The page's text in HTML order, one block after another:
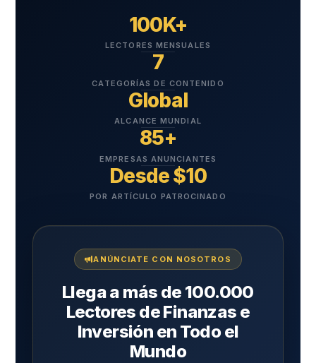
100K+
LECTORES MENSUALES
7
CATEGORÍAS DE CONTENIDO
Global
ALCANCE MUNDIAL
85+
EMPRESAS ANUNCIANTES
Desde $10
POR ARTÍCULO PATROCINADO
ANÚNCIATE CON NOSOTROS
Llega a más de 100.000
Lectores de Finanzas e
Inversión en Todo el
Mundo